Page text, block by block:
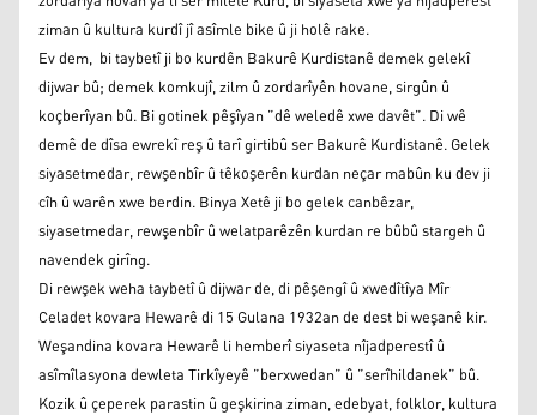
ziman û kultura kurdî jî asîmle bike û ji holê rake.
Ev dem, bi taybetî ji bo kurdên Bakurê Kurdistanê demek gelekî
dijwar bû; demek komkujî, zilm û zordarîyên hovane, sirgûn û
koçberîyan bû. Bi gotinek pêşîyan ”dê weledê xwe davêt”. Di wê
demê de dîsa ewrekî reş û tarî girtibû ser Bakurê Kurdistanê. Gelek
siyasetmedar, rewşenbîr û têkoşerên kurdan neçar mabûn ku dev ji
cîh û warên xwe berdin. Binya Xetê ji bo gelek canbêzar,
siyasetmedar, rewşenbîr û welatparêzên kurdan re bûbû stargeh û
navendek girîng.
Di rewşek weha taybetî û dijwar de, di pêşengî û xwedîtîya Mîr
Celadet kovara Hewarê di 15 Gulana 1932an de dest bi weşanê kir.
Weşandina kovara Hewarê li hemberî siyaseta nîjadperestî û
asîmîlasyona dewleta Tirkîyeyê ”berxwedan” û ”serîhildanek” bû.
Kozik û çeperek parastin û geşkirina ziman, edebyat, folklor, kultura